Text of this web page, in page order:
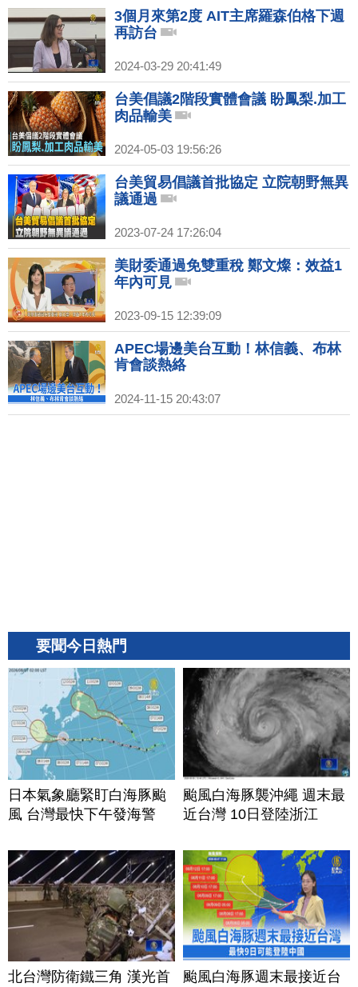
3個月來第2度 AIT主席羅森伯格下週
再訪台
2024-03-29 20:41:49
台美倡議2階段實體會議 盼鳳梨.加工
肉品輸美
2024-05-03 19:56:26
台美貿易倡議首批協定 立院朝野無異
議通過
2023-07-24 17:26:04
美財委通過免雙重稅 鄭文燦：效益1
年內可見
2023-09-15 12:39:09
APEC場邊美台互動！林信義、布林
肯會談熱絡
2024-11-15 20:43:07
要聞今日熱門
日本氣象廳緊盯白海豚颱
風 台灣最快下午發海警
颱風白海豚襲沖繩 週末最
近台灣 10日登陸浙江
北台灣防衛鐵三角 漢光首
颱風白海豚週末最接近台